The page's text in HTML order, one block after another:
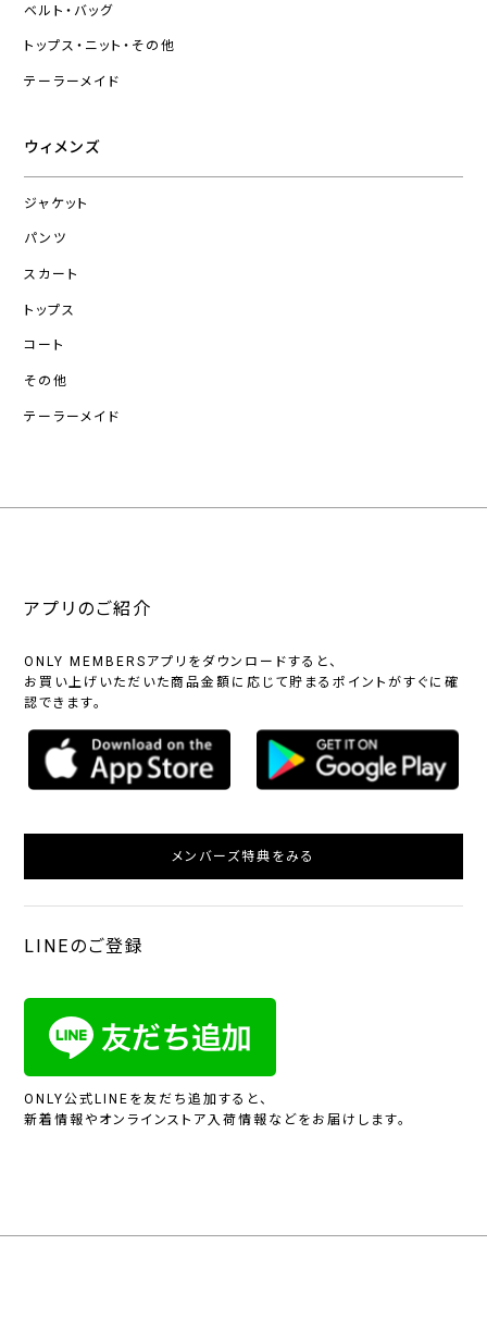
ベルト・バッグ
トップス・ニット・その他
テーラーメイド
ウィメンズ
ジャケット
パンツ
スカート
トップス
コート
その他
テーラーメイド
アプリのご紹介
ONLY MEMBERSアプリをダウンロードすると、
お買い上げいただいた商品金額に応じて貯まるポイントがすぐに確
認できます。
メンバーズ特典をみる
LINEのご登録
ONLY公式LINEを友だち追加すると、
新着情報やオンラインストア入荷情報などをお届けします。